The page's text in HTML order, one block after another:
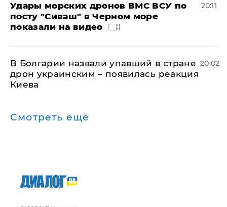
Удары морских дронов ВМС ВСУ по
посту "Сиваш" в Черном море
показали на видео
20:11
В Болгарии назвали упавший в стране
дрон украинским – появилась реакция
Киева
20:02
Смотреть ещё